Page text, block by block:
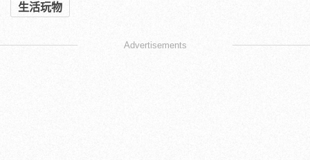
生活玩物
Advertisements